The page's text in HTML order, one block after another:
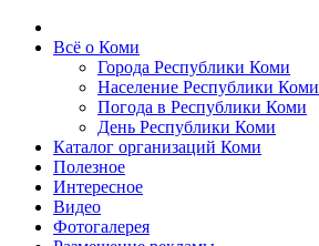
Всё о Коми
Города Республики Коми
Население Республики Коми
Погода в Республики Коми
День Республики Коми
Каталог организаций Коми
Полезное
Интересное
Видео
Фотогалерея